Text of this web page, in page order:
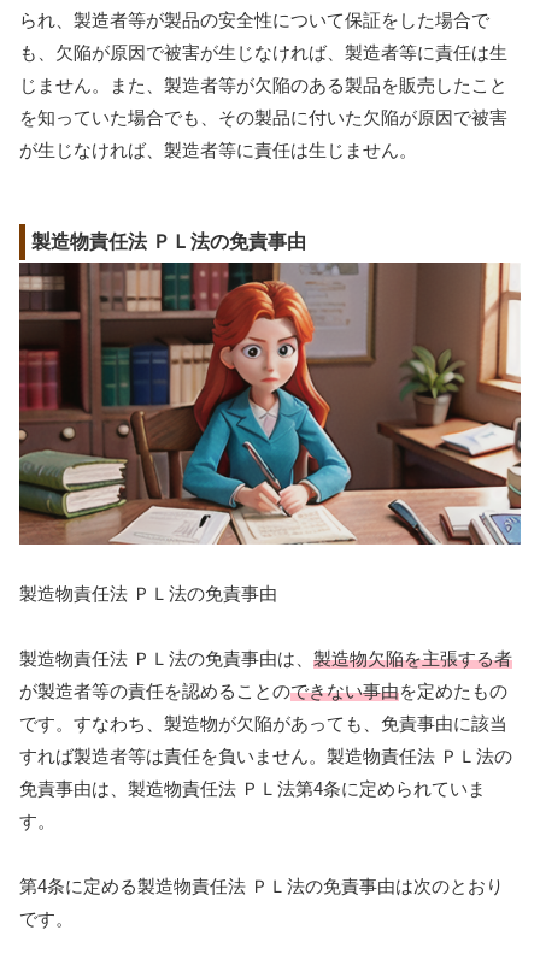
られ、製造者等が製品の安全性について保証をした場合で
も、欠陥が原因で被害が生じなければ、製造者等に責任は生
じません。また、製造者等が欠陥のある製品を販売したこと
を知っていた場合でも、その製品に付いた欠陥が原因で被害
が生じなければ、製造者等に責任は生じません。
製造物責任法 ＰＬ法の免責事由
製造物責任法 ＰＬ法の免責事由
製造物責任法 ＰＬ法の免責事由は、 製造物欠陥を主張する者
が製造者等の責任を認めることのできない事由を定めたもの
です。すなわち、製造物が欠陥があっても、免責事由に該当
すれば製造者等は責任を負いません。製造物責任法 ＰＬ法の
免責事由は、製造物責任法 ＰＬ法第4条に定められていま
す。
第4条に定める製造物責任法 ＰＬ法の免責事由は次のとおり
です。